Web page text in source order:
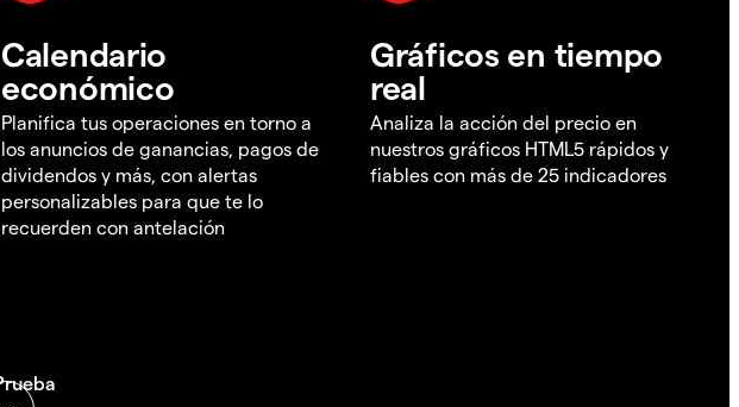
Calendario
económico
Planifica tus operaciones en torno a
los anuncios de ganancias, pagos de
dividendos y más, con alertas
personalizables para que te lo
recuerden con antelación
Gráficos en tiempo
real
Analiza la acción del precio en
nuestros gráficos HTML5 rápidos y
fiables con más de 25 indicadores